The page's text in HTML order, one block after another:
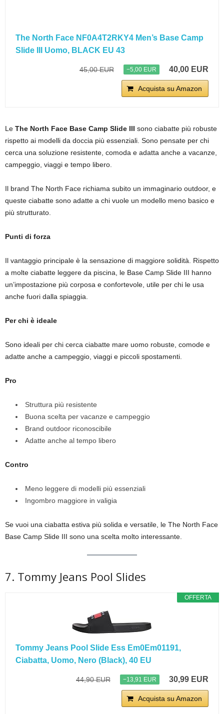
The North Face NF0A4T2RKY4 Men’s Base Camp
Slide III Uomo, BLACK EU 43
45,00 EUR −5,00 EUR 40,00 EUR
Acquista su Amazon
Le The North Face Base Camp Slide III sono ciabatte più robuste
rispetto ai modelli da doccia più essenziali. Sono pensate per chi
cerca una soluzione resistente, comoda e adatta anche a vacanze,
campeggio, viaggi e tempo libero.
Il brand The North Face richiama subito un immaginario outdoor, e
queste ciabatte sono adatte a chi vuole un modello meno basico e
più strutturato.
Punti di forza
Il vantaggio principale è la sensazione di maggiore solidità. Rispetto
a molte ciabatte leggere da piscina, le Base Camp Slide III hanno
un’impostazione più corposa e confortevole, utile per chi le usa
anche fuori dalla spiaggia.
Per chi è ideale
Sono ideali per chi cerca ciabatte mare uomo robuste, comode e
adatte anche a campeggio, viaggi e piccoli spostamenti.
Pro
Struttura più resistente
Buona scelta per vacanze e campeggio
Brand outdoor riconoscibile
Adatte anche al tempo libero
Contro
Meno leggere di modelli più essenziali
Ingombro maggiore in valigia
Se vuoi una ciabatta estiva più solida e versatile, le The North Face
Base Camp Slide III sono una scelta molto interessante.
7. Tommy Jeans Pool Slides
OFFERTA
Tommy Jeans Pool Slide Ess Em0Em01191,
Ciabatta, Uomo, Nero (Black), 40 EU
44,90 EUR −13,91 EUR 30,99 EUR
Acquista su Amazon